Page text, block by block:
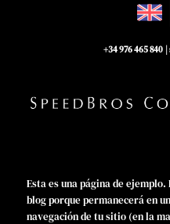
+34 976 465 840
Esta es una página de
blog porque permanecerá en
navegación de tu sitio (en la